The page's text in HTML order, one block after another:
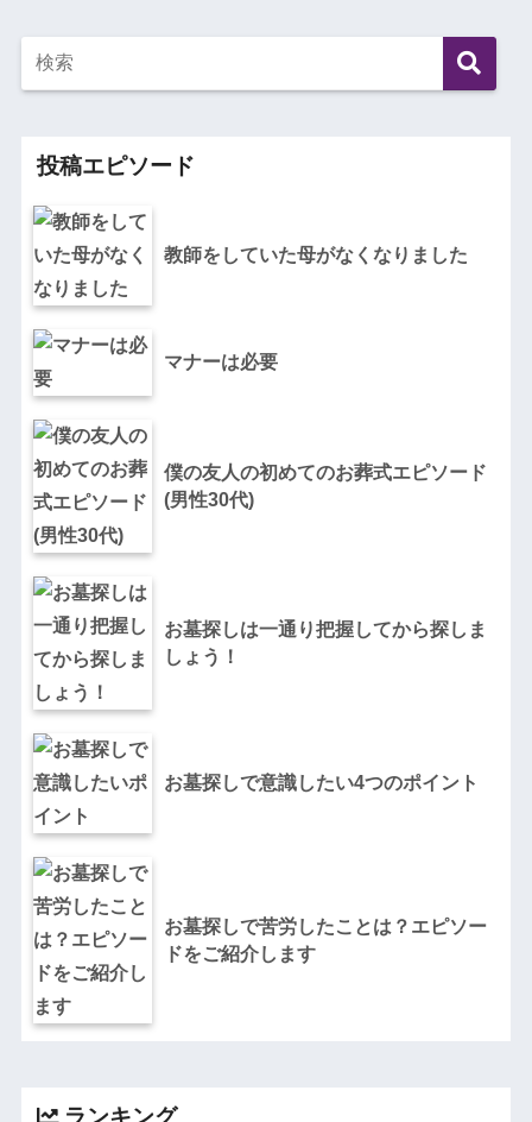
投稿エピソード
教師をしていた母がなくなりました
マナーは必要
僕の友人の初めてのお葬式エピソード
(男性30代)
お墓探しは一通り把握してから探しま
しょう！
お墓探しで意識したい4つのポイント
お墓探しで苦労したことは？エピソー
ドをご紹介します